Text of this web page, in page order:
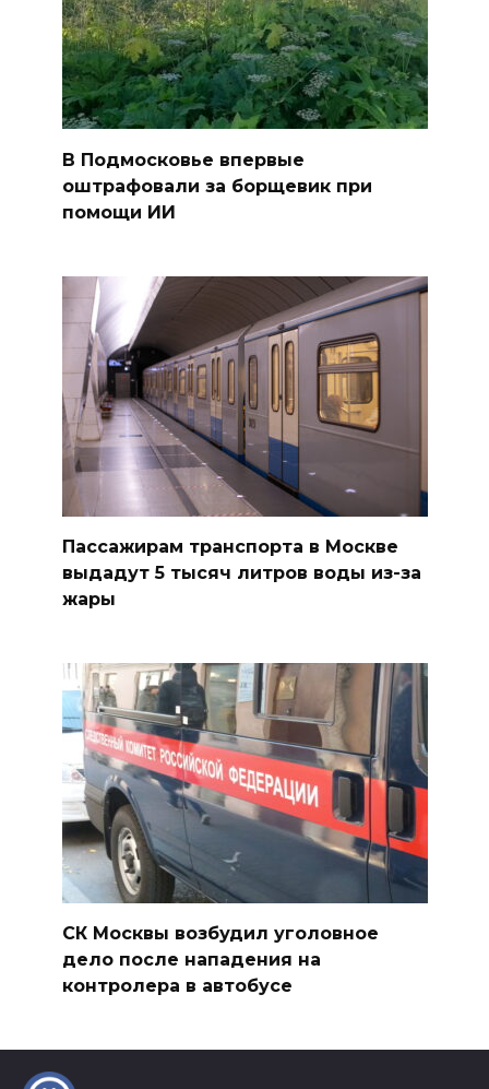
В Подмосковье впервые
оштрафовали за борщевик при
помощи ИИ
Пассажирам транспорта в Москве
выдадут 5 тысяч литров воды из-за
жары
СК Москвы возбудил уголовное
дело после нападения на
контролера в автобусе